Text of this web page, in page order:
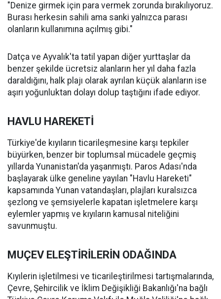
"Denize girmek için para vermek zorunda bırakılıyoruz.
Burası herkesin sahili ama sanki yalnızca parası
olanların kullanımına açılmış gibi."
Datça ve Ayvalık'ta tatil yapan diğer yurttaşlar da
benzer şekilde ücretsiz alanların her yıl daha fazla
daraldığını, halk plajı olarak ayrılan küçük alanların ise
aşırı yoğunluktan dolayı dolup taştığını ifade ediyor.
HAVLU HAREKETİ
Türkiye'de kıyıların ticarileşmesine karşı tepkiler
büyürken, benzer bir toplumsal mücadele geçmiş
yıllarda Yunanistan'da yaşanmıştı. Paros Adası'nda
başlayarak ülke geneline yayılan "Havlu Hareketi"
kapsamında Yunan vatandaşları, plajları kuralsızca
şezlong ve şemsiyelerle kapatan işletmelere karşı
eylemler yapmış ve kıyıların kamusal niteliğini
savunmuştu.
MUÇEV ELEŞTİRİLERİN ODAĞINDA
Kıyılerin işletilmesi ve ticarileştirilmesi tartışmalarında,
Çevre, Şehircilik ve İklim Değişikliği Bakanlığı'na bağlı